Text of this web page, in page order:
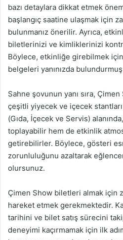
bazı detaylara dikkat etmek
başlangıç saatine ulaşmak için
bulunmanız önerilir. Ayrıca,
biletlerinizi ve kimliklerinizi
Böylece, etkinliğe girebilmek
belgeleri yanınızda
Sahne şovunun yanı sıra,
çeşitli yiyecek ve içecek stantları
(Gıda, İçecek ve Servis)
toplayabilir hem de etkinlik
getirebilirler. Böylece, gösteri
zorunluluğunu azaltarak
olursunuz.
Çimen Show biletleri almak için
hareket etmek gerekmektedir.
tarihini ve bilet satış sürecini
deneyimi kaçırmamak için ilk